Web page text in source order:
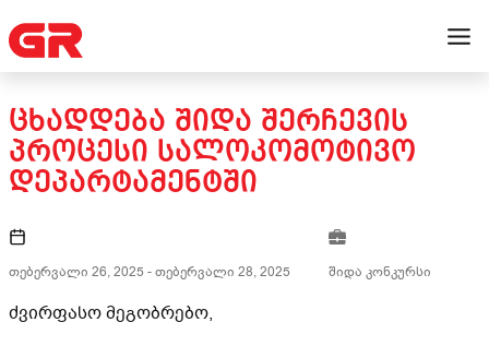
ᲪᲮᲐᲓᲓᲔᲑᲐ ᲨᲘᲓᲐ ᲨᲔᲠᲩᲔᲕᲘᲡ
ᲞᲠᲝᲪᲔᲡᲘ ᲡᲐᲚᲝᲙᲝᲛᲝᲢᲘᲕᲝ
ᲓᲔᲞᲐᲠᲢᲐᲛᲔᲜᲢᲨᲘ
თებერვალი 26, 2025 -თებერვალი 28, 2025 შიდა კონკურსი
ძვირფასო მეგობრებო,